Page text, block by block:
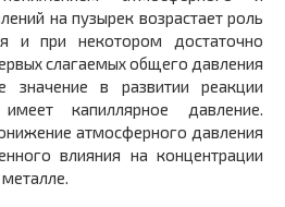
на пузырек возрастает роль
и при некотором достаточно
слагаемых общего давления
в развитии реакции
капиллярное давление.
атмосферного давления
влияния на концентрации